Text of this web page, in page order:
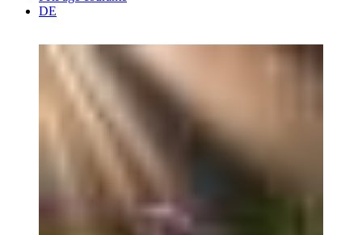
DE